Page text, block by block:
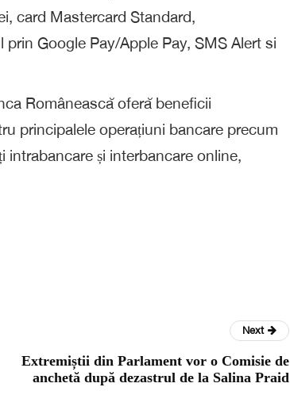
card Mastercard Standard,
Google Pay/Apple Pay, SMS Alert si
Românească oferă beneficii
principalele operațiuni bancare precum
intrabancare și interbancare online,
Next
Extremiștii din Parlament vor o Comisie de
anchetă după dezastrul de la Salina Praid